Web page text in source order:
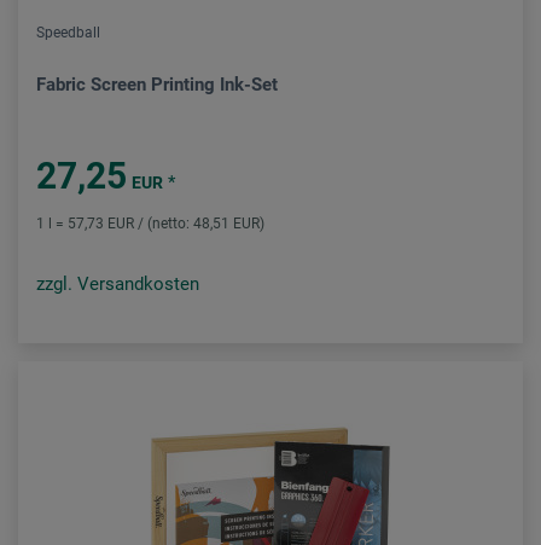
Speedball
Fabric Screen Printing Ink-Set
27,25 EUR *
1 l = 57,73 EUR / (netto: 48,51 EUR)
zzgl. Versandkosten